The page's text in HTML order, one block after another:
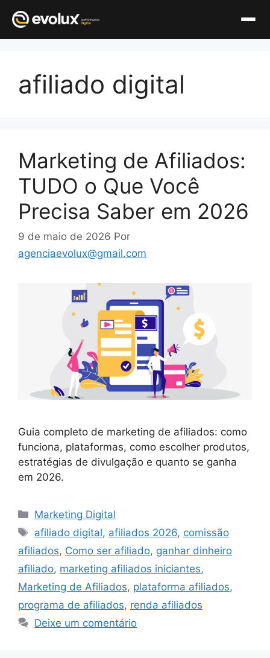
conteúdo
afiliado digital
Marketing de Afiliados:
TUDO o Que Você
Precisa Saber em 2026
9 de maio de 2026 Por
agenciaevolux@gmail.com
Guia completo de marketing de afiliados: como
funciona, plataformas, como escolher produtos,
estratégias de divulgação e quanto se ganha
em 2026.
Categorias
Marketing Digital
Tags
afiliado digital, afiliados 2026, comissão
afiliados, Como ser afiliado, ganhar dinheiro
afiliado, marketing afiliados iniciantes,
Marketing de Afiliados, plataforma afiliados,
programa de afiliados, renda afiliados
Deixe um comentário